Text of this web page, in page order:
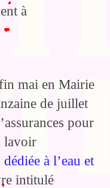
à
mai en Mairie
de juillet
pour
lavoir
à l’eau et
intitulé